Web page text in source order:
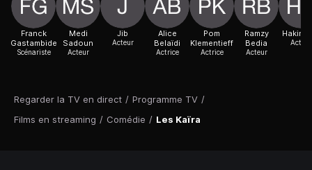
Regarder la TV en direct / Programme TV /
Films en streaming / Comédie / Les Kaïra
Franck
Gastambide
Scénariste
Medi
Sadoun
Acteur
Jib
Acteur
Alice
Belaïdi
Actrice
Pom
Klementieff
Actrice
Ramzy
Bedia
Acteur
Hakim
Acteur